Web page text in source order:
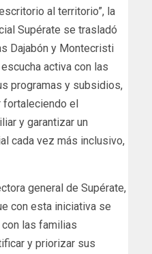
al territorio”, la
Supérate se trasladó
Dajabón y Montecristi
activa con las
programas y subsidios,
fortaleciendo el
y garantizar un
cada vez más inclusivo,
general de Supérate,
con esta iniciativa se
las familias
y priorizar sus